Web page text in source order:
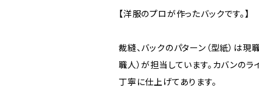
【洋服のプロが作ったバックです。】
裁縫、バックのパターン（型紙）は現
職人）が担当しています。カバンのラ
丁寧に仕上げてあります。